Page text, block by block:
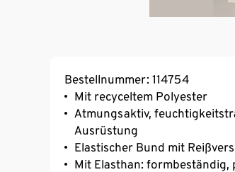
Bestellnummer: 114754
Mit recyceltem Polyester
Atmungsaktiv,
Ausrüstung
Elastischer Bund mit
Mit Elasthan: